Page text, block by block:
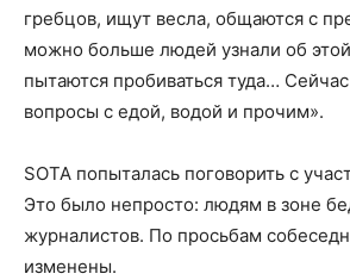
гребцов, ищут весла, общаются с
можно больше людей узнали об
пытаются пробиваться туда…
вопросы с едой, водой и прочим».
SOTA попыталась поговорить с
Это было непросто: людям в зоне
журналистов. По просьбам
изменены.